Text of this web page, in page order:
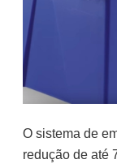
O sistema de
redução de até